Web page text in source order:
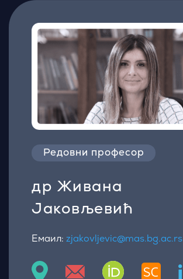
Редовни професор
др Живана
Јаковљевић
Емаил: zjakovljevic@mas.bg.ac.rs